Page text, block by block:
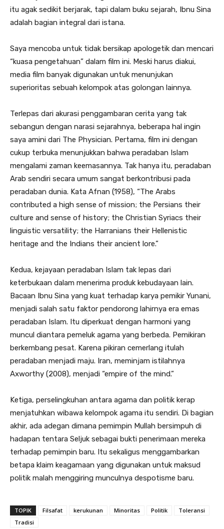
itu agak sedikit berjarak, tapi dalam buku sejarah, Ibnu Sina
adalah bagian integral dari istana.
Saya mencoba untuk tidak bersikap apologetik dan mencari
“kuasa pengetahuan” dalam film ini. Meski harus diakui,
media film banyak digunakan untuk menunjukan
superioritas sebuah kelompok atas golongan lainnya.
Terlepas dari akurasi penggambaran cerita yang tak
sebangun dengan narasi sejarahnya, beberapa hal ingin
saya amini dari The Physician. Pertama, film ini dengan
cukup terbuka menunjukkan bahwa peradaban Islam
mengalami zaman keemasannya. Tak hanya itu, peradaban
Arab sendiri secara umum sangat berkontribusi pada
peradaban dunia. Kata Afnan (1958), “The Arabs
contributed a high sense of mission; the Persians their
culture and sense of history; the Christian Syriacs their
linguistic versatility; the Harranians their Hellenistic
heritage and the Indians their ancient lore.”
Kedua, kejayaan peradaban Islam tak lepas dari
keterbukaan dalam menerima produk kebudayaan lain.
Bacaan Ibnu Sina yang kuat terhadap karya pemikir Yunani,
menjadi salah satu faktor pendorong lahirnya era emas
peradaban Islam. Itu diperkuat dengan harmoni yang
muncul diantara pemeluk agama yang berbeda. Pemikiran
berkembang pesat. Karena pikiran cemerlang itulah
peradaban menjadi maju. Iran, meminjam istilahnya
Axworthy (2008), menjadi “empire of the mind.”
Ketiga, perselingkuhan antara agama dan politik kerap
menjatuhkan wibawa kelompok agama itu sendiri. Di bagian
akhir, ada adegan dimana pemimpin Mullah bersimpuh di
hadapan tentara Seljuk sebagai bukti penerimaan mereka
terhadap pemimpin baru. Itu sekaligus menggambarkan
betapa klaim keagamaan yang digunakan untuk maksud
politik malah menggiring munculnya despotisme baru.
TOPIK Filsafat kerukunan Minoritas Politik
Toleransi
Tradisi